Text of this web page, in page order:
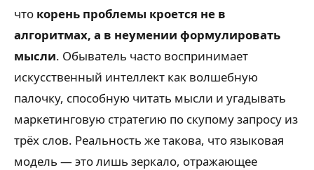
что корень проблемы кроется не в
алгоритмах, а в неумении формулировать
мысли. Обыватель часто воспринимает
искусственный интеллект как волшебную
палочку, способную читать мысли и угадывать
маркетинговую стратегию по скупому запросу из
трёх слов. Реальность же такова, что языковая
модель — это лишь зеркало, отражающее